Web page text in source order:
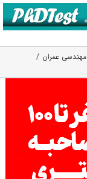
مهندسی عمران